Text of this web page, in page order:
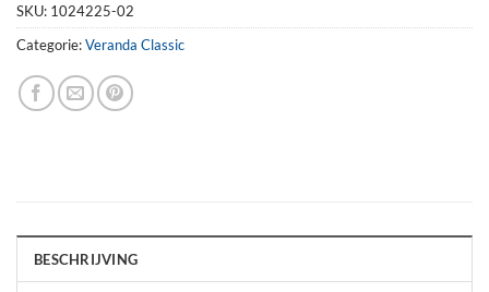
SKU: 1024225-02
Categorie:Veranda Classic
BESCHRIJVING